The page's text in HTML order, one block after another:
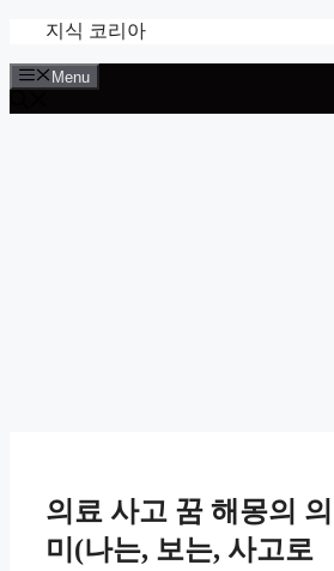
content
지식 코리아
Menu
의료 사고 꿈 해몽의 의
미(나는, 보는, 사고로